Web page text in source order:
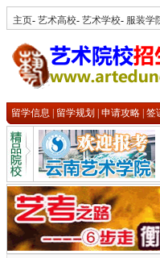
主页- 艺术高校- 艺术学校- 服装学
留学信息 留学规划 申请攻略 签